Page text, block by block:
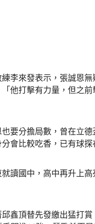
李來發表示，張誠恩
他打擊有力量，但之
要分擔局數，曾在立
會比較吃香，已有球探
讀國中，高中再升上
鑫頂替先發繳出猛打